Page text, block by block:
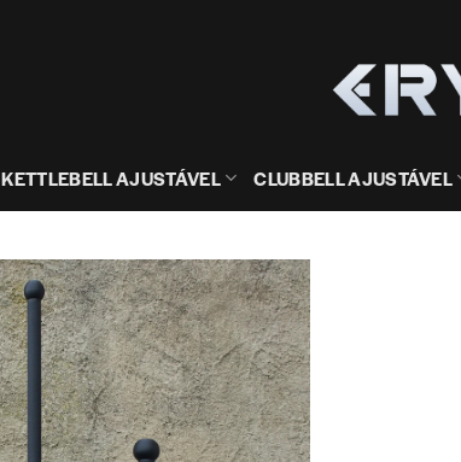
KETTLEBELL AJUSTÁVEL CLUBBELL AJUSTÁVEL